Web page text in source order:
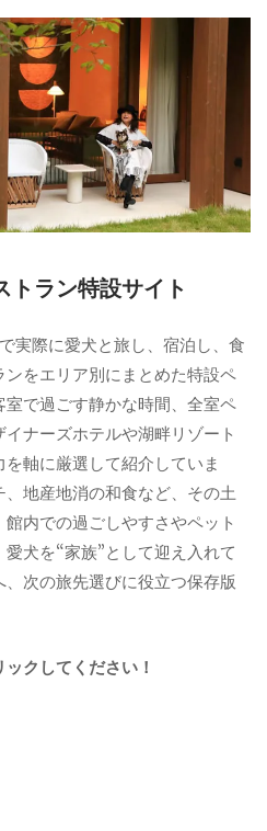
トラン特設サイト
実際に愛犬と旅し、宿泊し、食
をエリア別にまとめた特設ペ
で過ごす静かな時間、全室ペ
ナーズホテルや湖畔リゾート
軸に厳選して紹介していま
地産地消の和食など、その土
内での過ごしやすさやペット
犬を“家族”として迎え入れて
次の旅先選びに役立つ保存版
クしてください！